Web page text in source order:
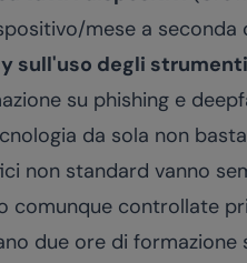
mese a
sull'uso degli
su phishing e
da sola non
non standard vanno
comunque controllate
due ore di